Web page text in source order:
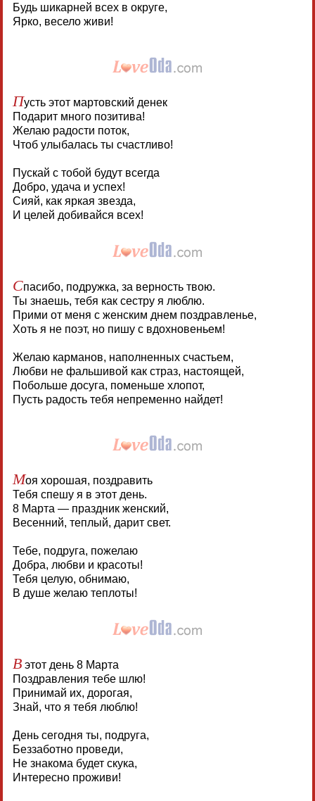
Будь шикарней всех в округе,
Ярко, весело живи!
Пусть этот мартовский денек
Подарит много позитива!
Желаю радости поток,
Чтоб улыбалась ты счастливо!
Пускай с тобой будут всегда
Добро, удача и успех!
Сияй, как яркая звезда,
И целей добивайся всех!
Спасибо, подружка, за верность твою.
Ты знаешь, тебя как сестру я люблю.
Прими от меня с женским днем поздравленье,
Хоть я не поэт, но пишу с вдохновеньем!
Желаю карманов, наполненных счастьем,
Любви не фальшивой как страз, настоящей,
Побольше досуга, поменьше хлопот,
Пусть радость тебя непременно найдет!
Моя хорошая, поздравить
Тебя спешу я в этот день.
8 Марта — праздник женский,
Весенний, теплый, дарит свет.
Тебе, подруга, пожелаю
Добра, любви и красоты!
Тебя целую, обнимаю,
В душе желаю теплоты!
Вэтот день 8 Марта
Поздравления тебе шлю!
Принимай их, дорогая,
Знай, что я тебя люблю!
День сегодня ты, подруга,
Беззаботно проведи,
Не знакома будет скука,
Интересно проживи!